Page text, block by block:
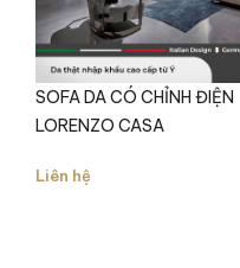
lựa chọn trong
phòng khách, từ
không gian phòng
SOFA DA CÓ CHỈNH ĐIỆN
LORENZO CASA
Liên hệ